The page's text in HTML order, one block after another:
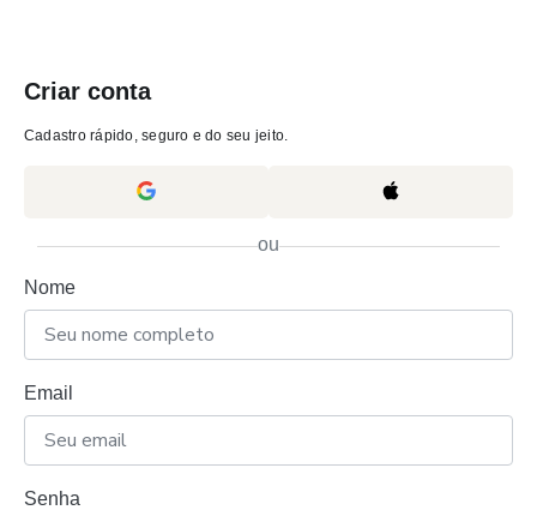
Criar conta
Cadastro rápido, seguro e do seu jeito.
ou
Nome
Email
Senha